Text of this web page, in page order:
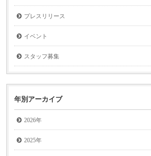
プレスリリース
イベント
スタッフ募集
年別アーカイブ
2026年
2025年